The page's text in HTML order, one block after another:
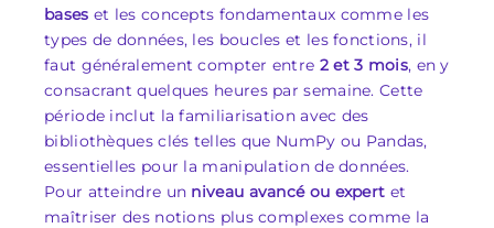
bases et les concepts fondamentaux comme les
types de données, les boucles et les fonctions, il
faut généralement compter entre 2 et 3 mois, en y
consacrant quelques heures par semaine. Cette
période inclut la familiarisation avec des
bibliothèques clés telles que NumPy ou Pandas,
essentielles pour la manipulation de données.
Pour atteindre un niveau avancé ou expert et
maîtriser des notions plus complexes comme la